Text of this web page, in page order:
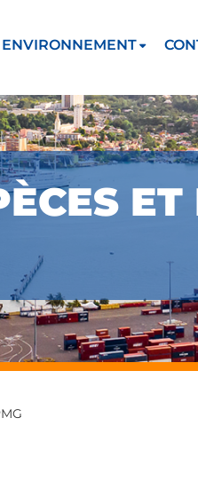
ENVIRONNEMENT
ET